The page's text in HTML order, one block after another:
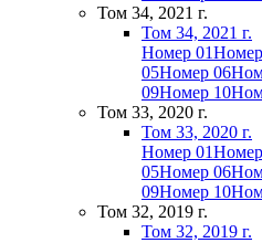
Том 34, 2021 г.
Том 34, 2021 г.
Номер 01
05Номер 06
09Номер 10
Том 33, 2020 г.
Том 33, 2020 г.
Номер 01
05Номер 06
09Номер 10
Том 32, 2019 г.
Том 32, 2019 г.